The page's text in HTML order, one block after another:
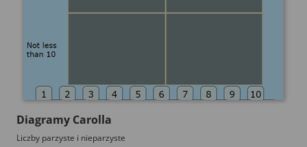
Diagramy Carolla
Liczby parzyste i nieparzyste